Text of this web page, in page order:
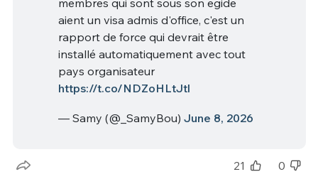
aient un visa admis d'office, c'est un
rapport de force qui devrait être
installé automatiquement avec tout
pays organisateur
https://t.co/NDZoHLtJtl
— Samy (@_SamyBou) June 8, 2026
21 0